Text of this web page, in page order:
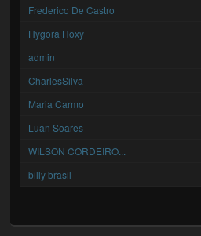
Frederico De Castro
Hygora Hoxy
admin
CharlesSilva
Maria Carmo
Luan Soares
WILSON CORDEIRO...
billy brasil